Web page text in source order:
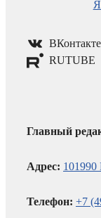
ВКонтакте
RUTUBE
Главный
Адрес: 101990
Телефон: +7